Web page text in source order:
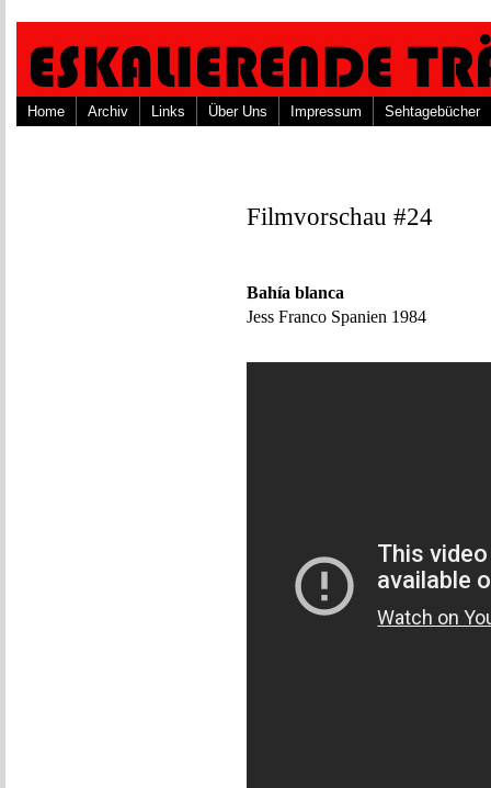
Home Archiv Links Über Uns Impressum Sehtagebücher
Filmvorschau #24
Bahía blanca
Jess Franco Spanien 1984